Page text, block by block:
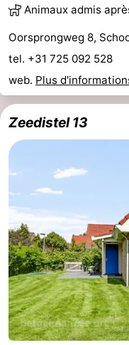
Animaux admis
Oorsprongweg 8,
tel. +31 725 092 528
web. Plus
Zeedistel 13